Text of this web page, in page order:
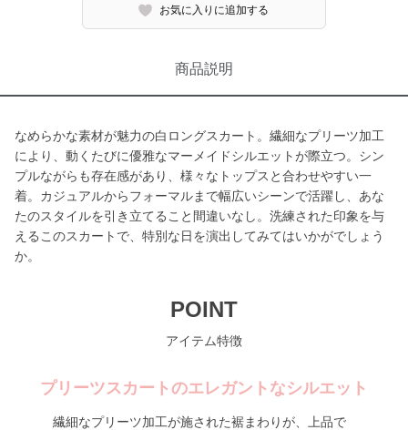
お気に入りに追加する
商品説明
なめらかな素材が魅力の白ロングスカート。繊細なプリーツ加工
により、動くたびに優雅なマーメイドシルエットが際立つ。シン
プルながらも存在感があり、様々なトップスと合わせやすい一
着。カジュアルからフォーマルまで幅広いシーンで活躍し、あな
たのスタイルを引き立てること間違いなし。洗練された印象を与
えるこのスカートで、特別な日を演出してみてはいかがでしょう
か。
POINT
アイテム特徴
プリーツスカートのエレガントなシルエット
繊細なプリーツ加工が施された裾まわりが、上品で